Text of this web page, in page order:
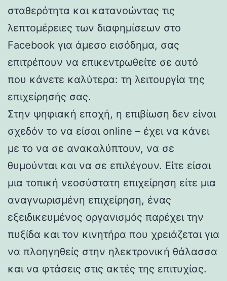
σταθερότητα και κατανοώντας τις
λεπτομέρειες των διαφημίσεων στο
Facebook για άμεσο εισόδημα, σας
επιτρέπουν να επικεντρωθείτε σε αυτό
που κάνετε καλύτερα: τη λειτουργία της
επιχείρησής σας.
Στην ψηφιακή εποχή, η επιβίωση δεν είναι
σχεδόν το να είσαι online – έχει να κάνει
με το να σε ανακαλύπτουν, να σε
θυμούνται και να σε επιλέγουν. Είτε είσαι
μια τοπική νεοσύστατη επιχείρηση είτε μια
αναγνωρισμένη επιχείρηση, ένας
εξειδικευμένος οργανισμός παρέχει την
πυξίδα και τον κινητήρα που χρειάζεται για
να πλοηγηθείς στην ηλεκτρονική θάλασσα
και να φτάσεις στις ακτές της επιτυχίας.